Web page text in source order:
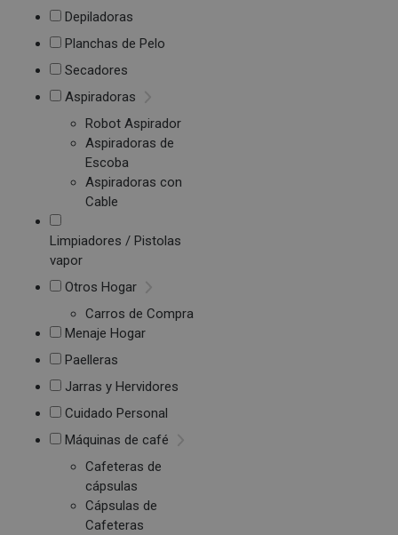
Depiladoras
Planchas de Pelo
Secadores
Aspiradoras
Robot Aspirador
Aspiradoras de
Escoba
Aspiradoras con
Cable
Limpiadores / Pistolas
vapor
Otros Hogar
Carros de Compra
Menaje Hogar
Paelleras
Jarras y Hervidores
Cuidado Personal
Máquinas de café
Cafeteras de
cápsulas
Cápsulas de
Cafeteras